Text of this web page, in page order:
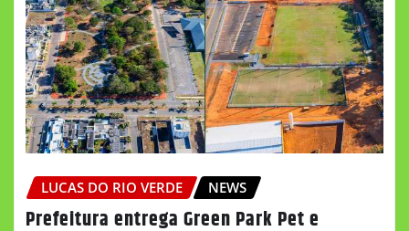
LUCAS DO RIO VERDE NEWS
Prefeitura entrega Green Park Pet e